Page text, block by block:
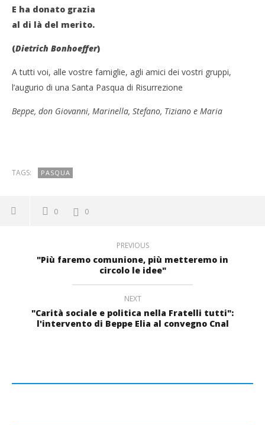
E ha donato grazia
al di là del merito.
(Dietrich Bonhoeffer)
A tutti voi, alle vostre famiglie, agli amici dei vostri gruppi,
l’augurio di una Santa Pasqua di Risurrezione
Beppe, don Giovanni, Marinella, Stefano, Tiziano e Maria
TAGS: PASQUA
0 0
PREVIOUS
"Più faremo comunione, più metteremo in
circolo le idee"
NEXT
"Carità sociale e politica nella Fratelli tutti":
l'intervento di Beppe Elia al convegno Cnal